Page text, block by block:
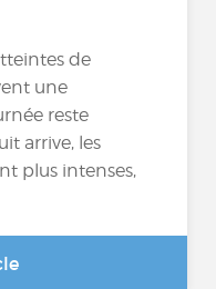
de
une
reste
arrive, les
plus intenses,